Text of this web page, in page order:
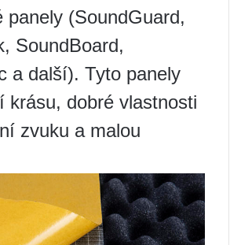
panely (SoundGuard,
SoundBoard,
a další). Tyto panely
krásu, dobré vlastnosti
zvuku a malou